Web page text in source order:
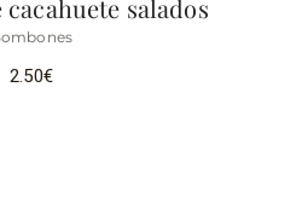
salados
2.50€